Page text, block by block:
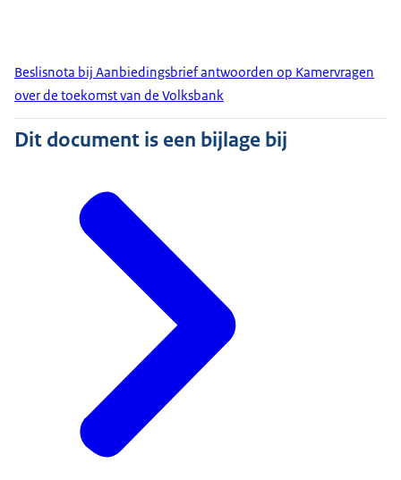
Beslisnota bij Aanbiedingsbrief antwoorden op Kamervragen
over de toekomst van de Volksbank
Dit document is een bijlage bij